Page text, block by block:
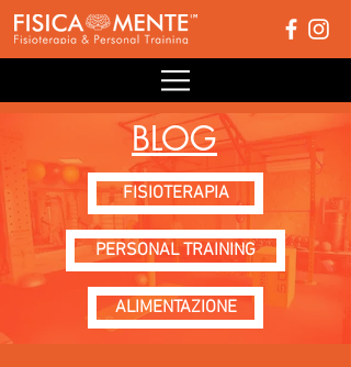
BLOG
FISIOTERAPIA
PERSONAL TRAINING
ALIMENTAZIONE